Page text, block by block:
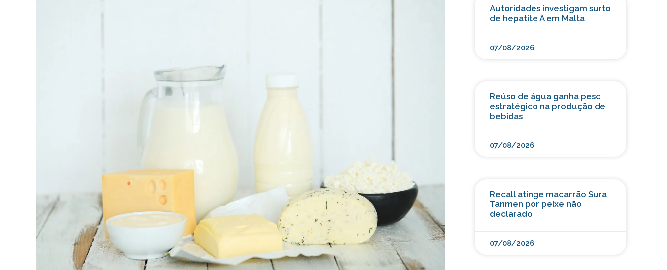
Autoridades investigam surto
de hepatite A em Malta
07/08/2026
Reúso de água ganha peso
estratégico na produção de
bebidas
07/08/2026
Recall atinge macarrão Sura
Tanmen por peixe não
declarado
07/08/2026